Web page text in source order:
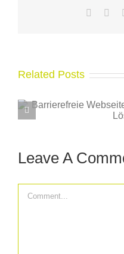
Related Posts
Leave A
Comment